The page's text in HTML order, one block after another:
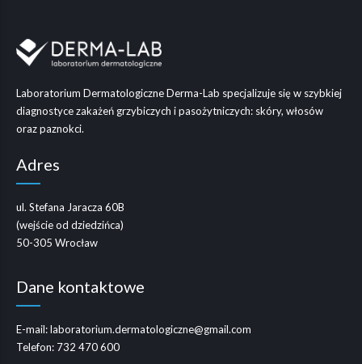
Laboratorium Dermatologiczne Derma-Lab specjalizuje się w szybkiej
diagnostyce zakażeń grzybiczych i pasożytniczych: skóry, włosów
oraz paznokci.
Adres
ul. Stefana Jaracza 60B
(wejście od dziedzińca)
50-305 Wrocław
Dane kontaktowe
E-mail:laboratorium.dermatologiczne@gmail.com
Telefon: 732 470 600